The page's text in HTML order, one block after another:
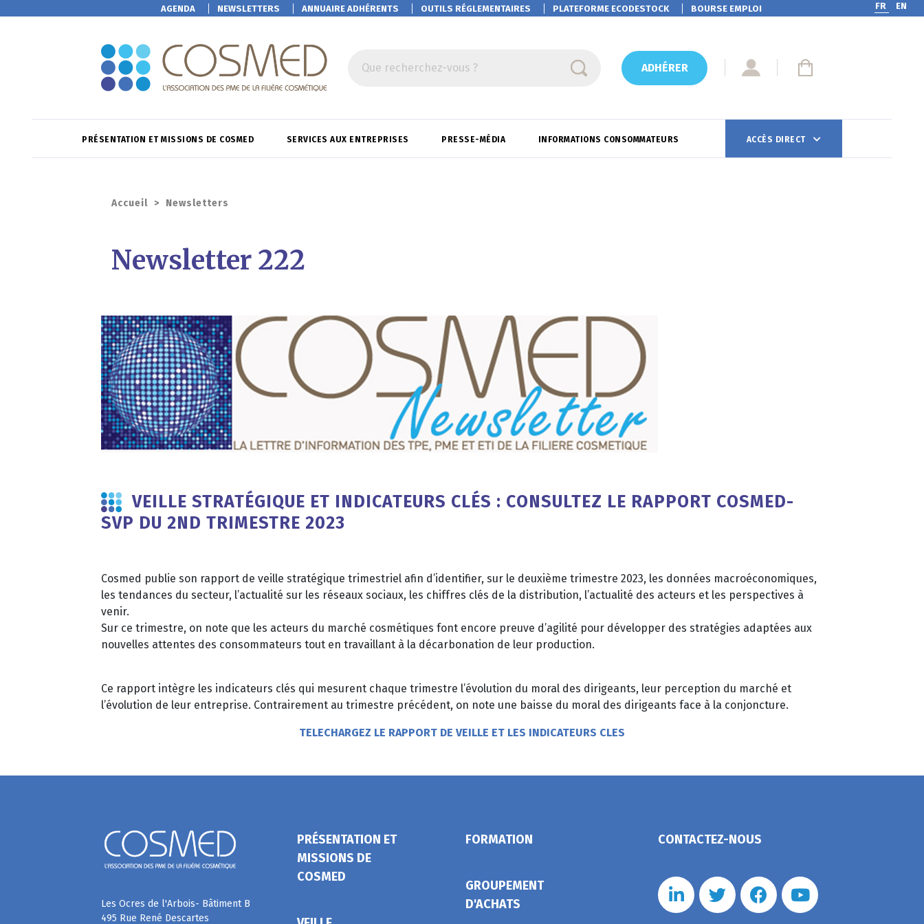
AGENDA NEWSLETTERS ANNUAIRE ADHÉRENTS OUTILS RÉGLEMENTAIRES PLATEFORMEECODESTOCK BOURSE EMPLOI FR EN
Que recherchez-vous ? ADHÉRER
PRÉSENTATION ET MISSIONS DE COSMED SERVICES AUX ENTREPRISES PRESSE-MÉDIA INFORMATIONS CONSOMMATEURS ACCÈS DIRECT
Accueil > Newsletters
Newsletter 222
VEILLE STRATÉGIQUE ET INDICATEURS CLÉS : CONSULTEZ LE RAPPORT COSMED-
SVP DU 2ND TRIMESTRE 2023
Cosmed publie son rapport de veille stratégique trimestriel afin d’identifier, sur le deuxième trimestre 2023, les données macroéconomiques,
les tendances du secteur, l’actualité sur les réseaux sociaux, les chiffres clés de la distribution, l’actualité des acteurs et les perspectives à
venir.
Sur ce trimestre, on note que les acteurs du marché cosmétiques font encore preuve d’agilité pour développer des stratégies adaptées aux
nouvelles attentes des consommateurs tout en travaillant à la décarbonation de leur production.
Ce rapport intègre les indicateurs clés qui mesurent chaque trimestre l’évolution du moral des dirigeants, leur perception du marché et
l’évolution de leur entreprise. Contrairement au trimestre précédent, on note une baisse du moral des dirigeants face à la conjoncture.
TELECHARGEZ LE RAPPORT DE VEILLE ET LES INDICATEURS CLES
Les Ocres de l'Arbois- Bâtiment B
495 Rue René Descartes
PRÉSENTATION ET
MISSIONS DE
COSMED
FORMATION
GROUPEMENT
D'ACHATS
CONTACTEZ-NOUS